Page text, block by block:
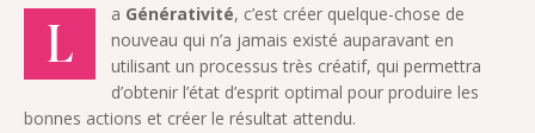
L a Générativité, c’est créer quelque-chose de
nouveau qui n’a jamais existé auparavant en
utilisant un processus très créatif, qui permettra
d’obtenir l’état d’esprit optimal pour produire les
bonnes actions et créer le résultat attendu.